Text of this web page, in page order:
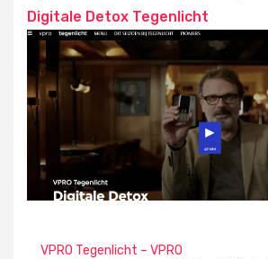
Digitale Detox Tegenlicht
VPRO Tegenlicht – VPRO